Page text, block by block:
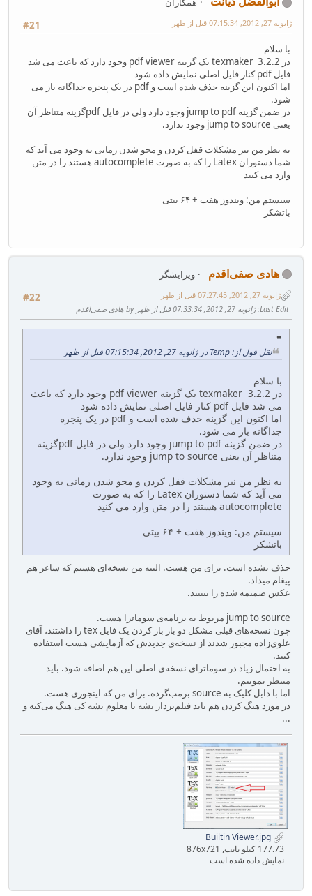
#21
ژانویه 27, 2012, 07:15:34 قبل از ظهر
با سلام
در texmaker 3.2.2 یک گزینه pdf viewer وجود دارد که باعث می شد
فایل pdf‌ کنار فایل اصلی نمایش داده شود
اما اکنون این گزینه حذف شده است و pdf‌ در یک پنجره جداگانه باز می
شود.
در ضمن گزینه jump to pdf وجود دارد ولی در فایل pdf‌گزینه متناظر آن
یعنی jump to source وجود ندارد.
به نظر من نیز مشکلات قفل کردن و محو شدن زمانی به وجود می آید که
شما دستوران Latex را که به صورت autocomplete هستند را در متن
وارد می کنید
سیستم من: ویندوز هفت + ۶۴ بیتی
باتشکر
هادی صفی‌اقدم
ویرایشگر
#22
ژانویه 27, 2012, 07:27:45 قبل از ظهر
Last Edit: ژانویه 27, 2012, 07:33:34 قبل از ظهر by هادی صفی‌اقدم
نقل قول از: Temp در ژانویه 27, 2012, 07:15:34 قبل از ظهر
با سلام
در texmaker 3.2.2 یک گزینه pdf viewer وجود دارد که باعث
می شد فایل pdf‌ کنار فایل اصلی نمایش داده شود
اما اکنون این گزینه حذف شده است و pdf‌ در یک پنجره
جداگانه باز می شود.
در ضمن گزینه jump to pdf وجود دارد ولی در فایل pdf‌گزینه
متناظر آن یعنی jump to source وجود ندارد.
به نظر من نیز مشکلات قفل کردن و محو شدن زمانی به وجود
می آید که شما دستوران Latex را که به صورت
autocomplete هستند را در متن وارد می کنید
سیستم من: ویندوز هفت + ۶۴ بیتی
باتشکر
حذف نشده است. برای من هست. البته من نسخه‌ای هستم که ساغر هم
پیغام میداد.
عکس ضمیمه شده را ببینید.
jump to source مربوط به برنامه‌ی سوماترا هست.
چون نسخه‌های قبلی مشکل دو بار باز کردن یک فایل tex را داشتند، آقای
علوی‌زاده مجبور شدند از نسخه‌ی جدیدش که آزمایشی هست استفاده
کنند.
به احتمال زیاد در سوماترای نسخه‌ی اصلی این هم اضافه شود. باید
منتظر بمونیم.
اما با دابل کلیک به source برمب‌گرده. برای من که اینجوری هست.
در مورد هنگ کردن هم باید فیلم‌بردار بشه تا معلوم بشه کی هنگ می‌کنه و
...
177.73 کیلو بایت, 876x721
نمایش داده شده است